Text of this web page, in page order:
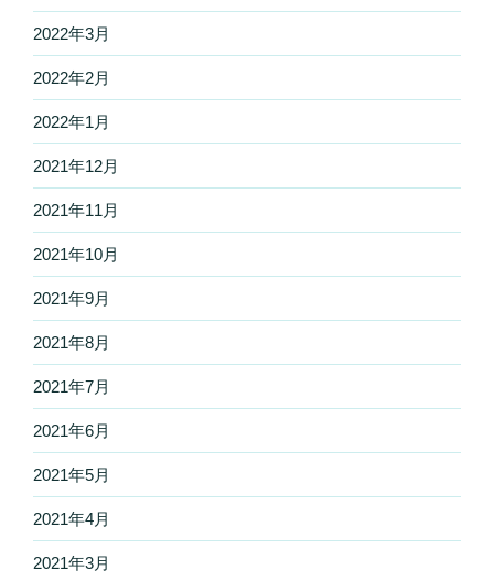
2022年3月
2022年2月
2022年1月
2021年12月
2021年11月
2021年10月
2021年9月
2021年8月
2021年7月
2021年6月
2021年5月
2021年4月
2021年3月